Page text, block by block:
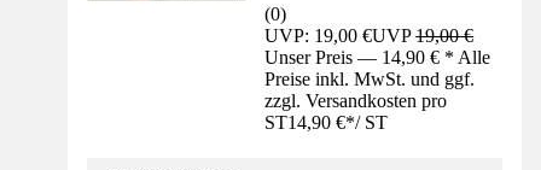
(0)
UVP: 19,00 €UVP19,00 €
Unser Preis — 14,90 € * Alle
Preise inkl. MwSt. und ggf.
zzgl. Versandkosten pro
ST14,90 €*/ ST